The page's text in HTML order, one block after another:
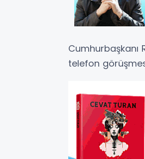
Cumhurbaşkanı
telefon